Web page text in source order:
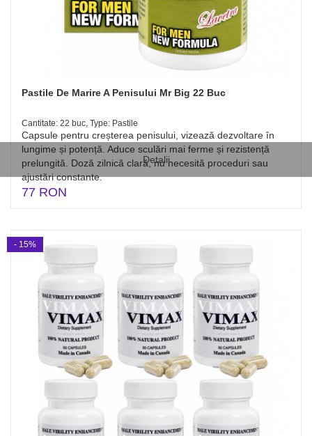
Detalii
Pastile De Marire A Penisului Mr Big 22 Buc
Cantitate: 22 buc, Type: Pastile
Capsule pentru creșterea penisului, vizează dezvoltare în
lungime și potență. Aduce sculări mai ferme și rezistență
prelungită. Doză zilnică clară, nu necesită proceduri sau
ajustări constante.
77 RON
- 15%